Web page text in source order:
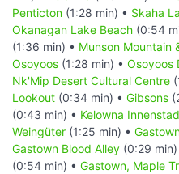
Penticton (1:28 min) • Skaha
Okanagan Lake Beach (0:54
(1:36 min) • Munson Mountain
Osoyoos (1:28 min) • Osoyoos
Nk'Mip Desert Cultural Centre
Lookout (0:34 min) • Gibsons
(0:43 min) • Kelowna
Weingüter (1:25 min) •
Gastown Blood Alley (0:29 min)
(0:54 min) • Gastown, Maple